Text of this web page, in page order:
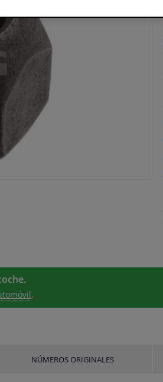
.
NÚMEROS ORIGINALES